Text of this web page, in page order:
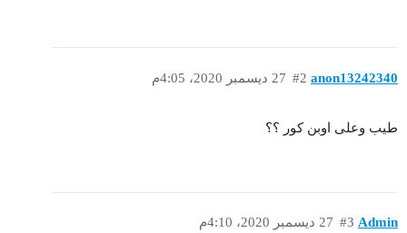
anon13242340 27 ديسمبر 2020، 4:05م #2
طيب وعلى اوبن كور ؟؟
Admin 27 ديسمبر 2020، 4:10م #3